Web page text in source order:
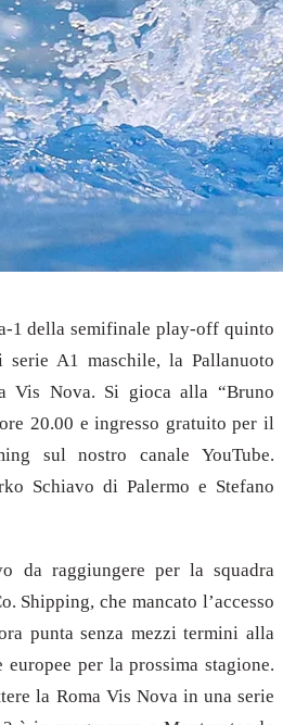
1 della semifinale play-off quinto
A1 maschile, la Pallanuoto
Vis Nova. Si gioca alla “Bruno
20.00 e ingresso gratuito per il
sul nostro canale YouTube.
Schiavo di Palermo e Stefano
da raggiungere per la squadra
Shipping, che mancato l’accesso
punta senza mezzi termini alla
per la prossima stagione.
la Roma Vis Nova in una serie